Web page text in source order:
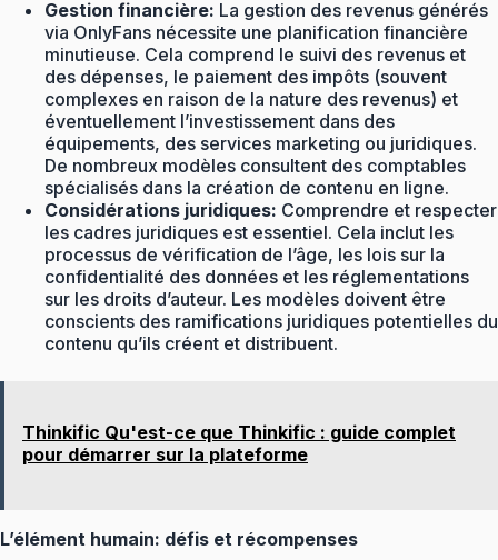
Gestion financière: La gestion des revenus générés
via OnlyFans nécessite une planification financière
minutieuse. Cela comprend le suivi des revenus et
des dépenses, le paiement des impôts (souvent
complexes en raison de la nature des revenus) et
éventuellement l’investissement dans des
équipements, des services marketing ou juridiques.
De nombreux modèles consultent des comptables
spécialisés dans la création de contenu en ligne.
Considérations juridiques: Comprendre et respecter
les cadres juridiques est essentiel. Cela inclut les
processus de vérification de l’âge, les lois sur la
confidentialité des données et les réglementations
sur les droits d’auteur. Les modèles doivent être
conscients des ramifications juridiques potentielles du
contenu qu’ils créent et distribuent.
Thinkific Qu'est-ce que Thinkific : guide complet
pour démarrer sur la plateforme
L’élément humain: défis et récompenses